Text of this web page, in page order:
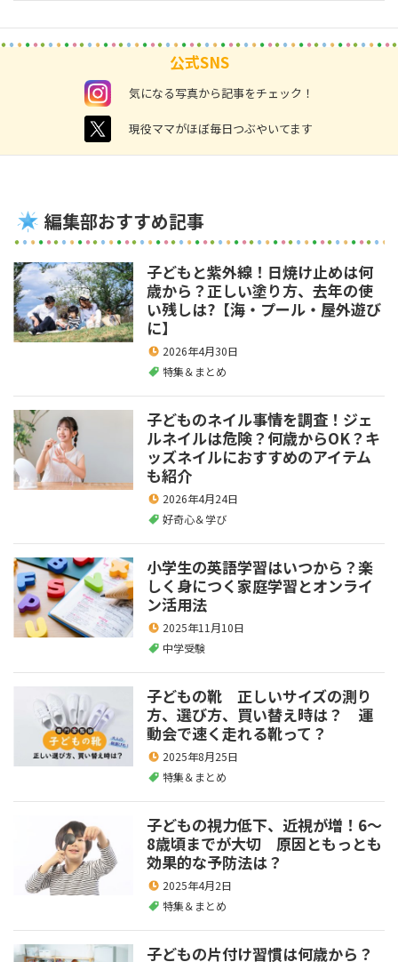
公式SNS
instagram 気になる写真から記事をチェック！
twitter 現役ママがほぼ毎日つぶやいてます
編集部おすすめ記事
子どもと紫外線！日焼け止めは何
歳から？正しい塗り方、去年の使
い残しは?【海・プール・屋外遊び
に】
2026年4月30日
特集＆まとめ
子どものネイル事情を調査！ジェ
ルネイルは危険？何歳からOK？キ
ッズネイルにおすすめのアイテム
も紹介
2026年4月24日
好奇心＆学び
小学生の英語学習はいつから？楽
しく身につく家庭学習とオンライ
ン活用法
2025年11月10日
中学受験
子どもの靴 正しいサイズの測り
方、選び方、買い替え時は？ 運
動会で速く走れる靴って？
2025年8月25日
特集＆まとめ
子どもの視力低下、近視が増！6～
8歳頃までが大切 原因ともっとも
効果的な予防法は？
2025年4月2日
特集＆まとめ
子どもの片付け習慣は何歳から？